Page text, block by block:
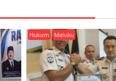
Hukum Maluku